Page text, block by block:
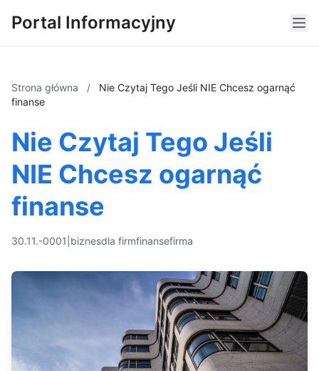
Portal Informacyjny
Strona główna /
Nie Czytaj Tego Jeśli NIE Chcesz ogarnąć
finanse
Nie Czytaj Tego Jeśli
NIE Chcesz ogarnąć
finanse
30.11.-0001 biznesdla firmfinansefirma